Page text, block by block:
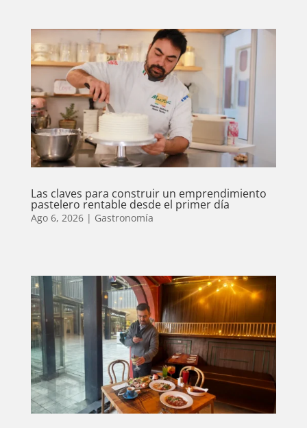
Las claves para construir un emprendimiento
pastelero rentable desde el primer día
Ago 6, 2026| Gastronomía